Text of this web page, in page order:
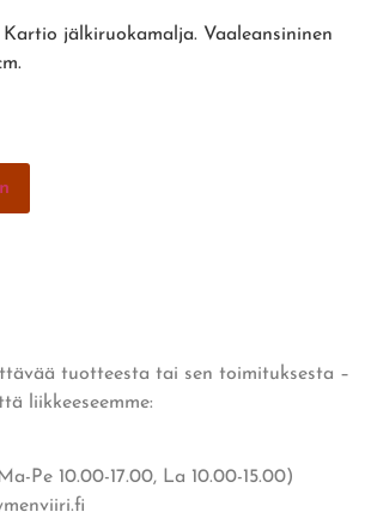
Kartio jälkiruokamalja. Vaaleansininen
tuotteesta tai sen toimituksesta –
liikkeeseemme:
Pe 10.00-17.00, La 10.00-15.00)